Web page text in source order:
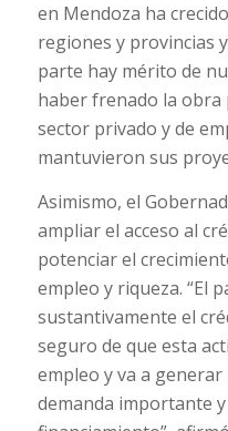
en Mendoza ha
regiones y provincias
parte hay mérito de
haber frenado la obra
sector privado y de
mantuvieron sus
Asimismo, el
ampliar el acceso al
potenciar el
empleo y riqueza. “El
sustantivamente el
seguro de que esta
empleo y va a
demanda importante